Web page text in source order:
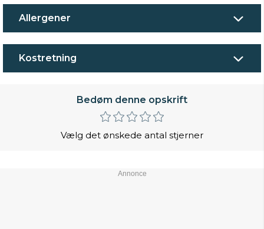
Allergener
Kostretning
Bedøm denne opskrift
Vælg det ønskede antal stjerner